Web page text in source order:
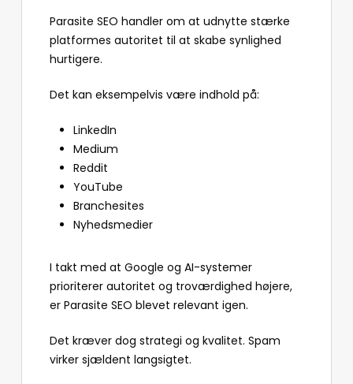
Parasite SEO handler om at udnytte stærke
platformes autoritet til at skabe synlighed
hurtigere.
Det kan eksempelvis være indhold på:
LinkedIn
Medium
Reddit
YouTube
Branchesites
Nyhedsmedier
I takt med at Google og AI-systemer
prioriterer autoritet og troværdighed højere,
er Parasite SEO blevet relevant igen.
Det kræver dog strategi og kvalitet. Spam
virker sjældent langsigtet.